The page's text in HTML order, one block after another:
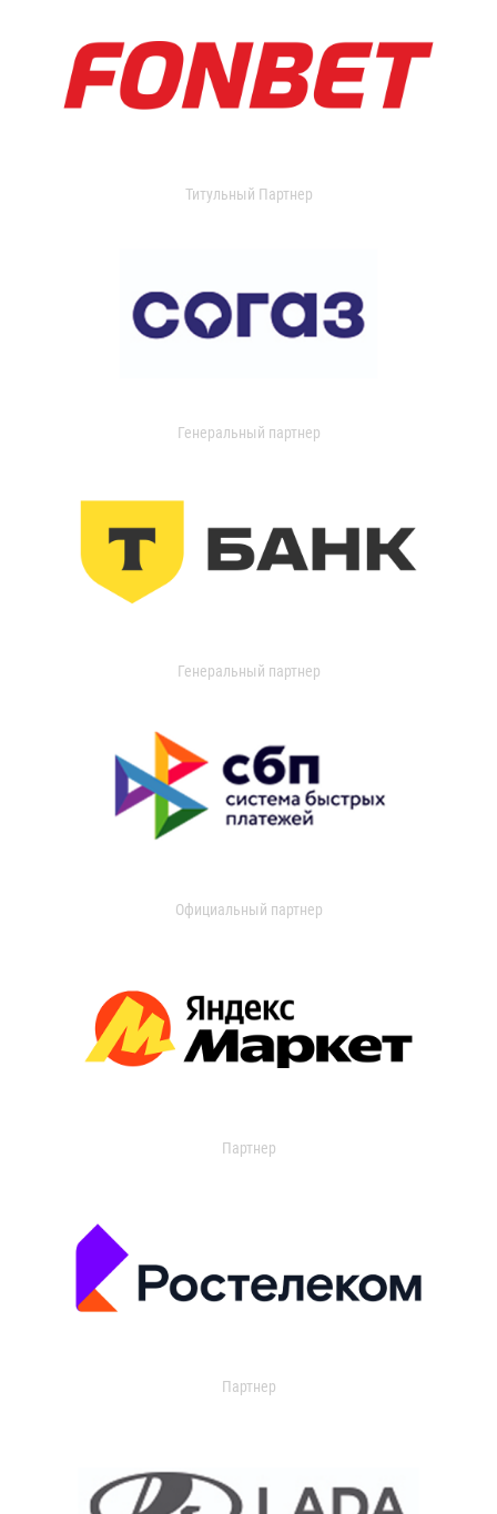
Титульный Партнер
Генеральный партнер
Генеральный партнер
Официальный партнер
Партнер
Партнер